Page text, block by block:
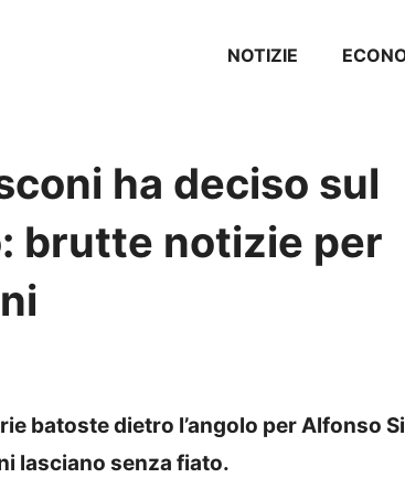
NOTIZIE
ha deciso sul
brutte notizie per
batoste dietro l’angolo per Alfonso
lasciano senza fiato.